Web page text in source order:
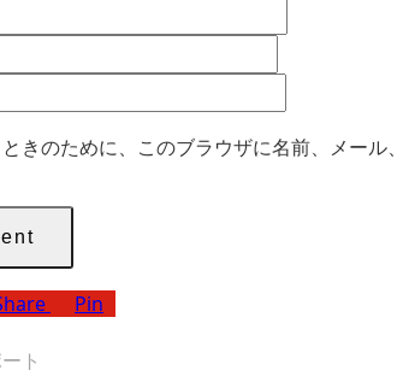
きのために、このブラウザに名前、メール
Pin
ト